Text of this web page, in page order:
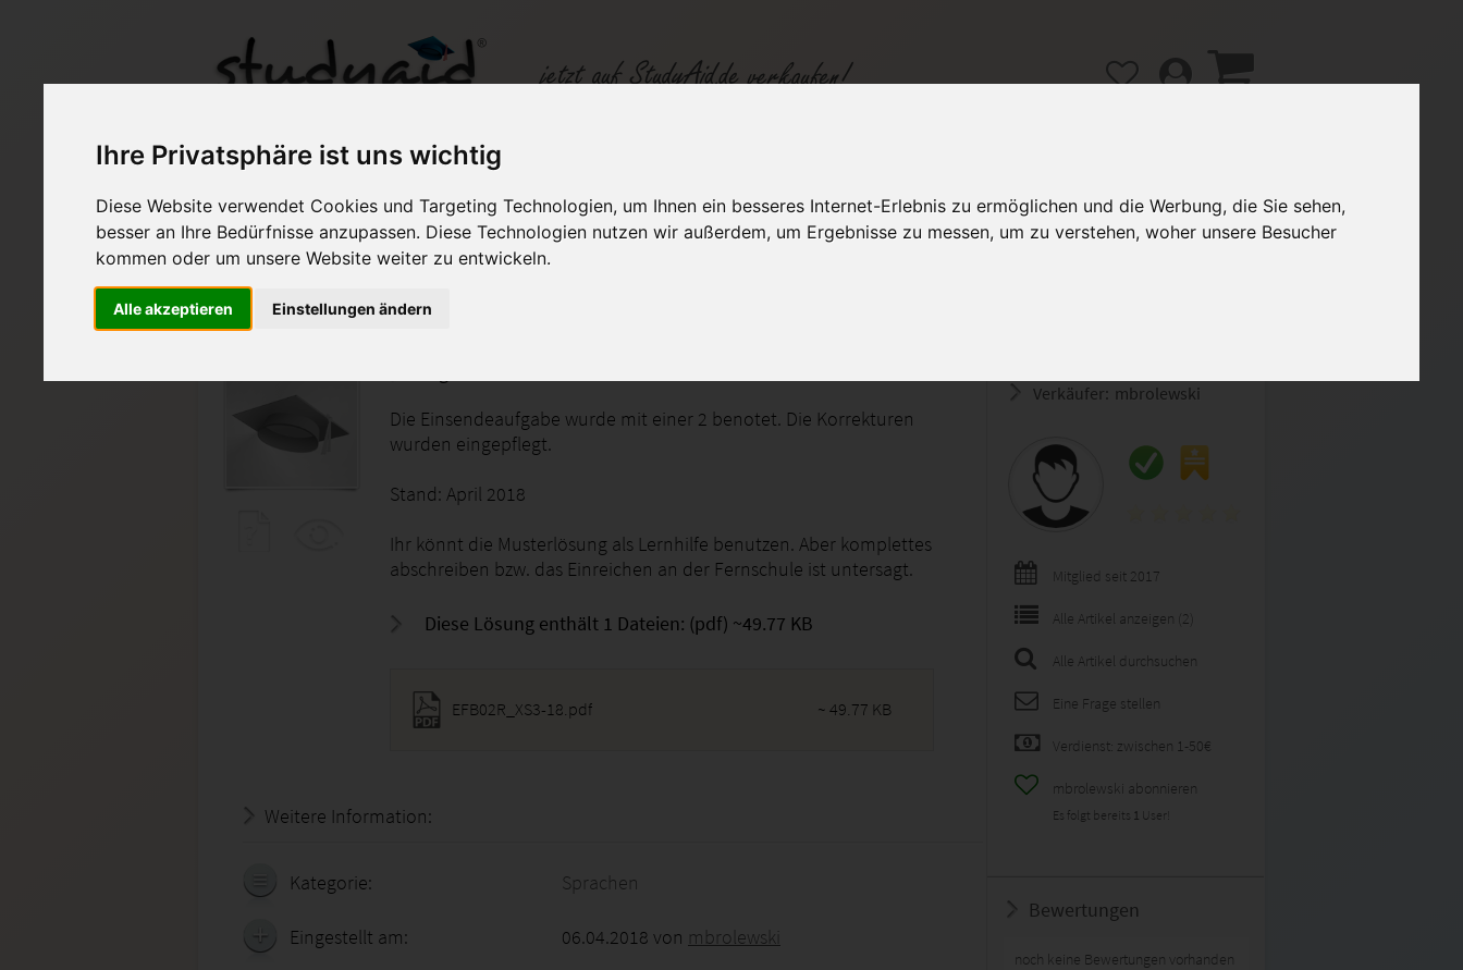
Ihre Privatsphäre ist uns wichtig
Diese Website verwendet Cookies und Targeting Technologien, um Ihnen ein besseres Internet-Erlebnis zu ermöglichen und die Werbung, die Sie sehen,
besser an Ihre Bedürfnisse anzupassen. Diese Technologien nutzen wir außerdem, um Ergebnisse zu messen, um zu verstehen, woher unsere Besucher
kommen oder um unsere Website weiter zu entwickeln.
Alle akzeptieren Einstellungen ändern
SGD Einsendeaufgabe Englisch EFB02R-XS
Auf StudyAid.de verkaufen Kategorien Studiengänge / Lehrgänge Hilfe / FAQ
Startseite Sprachen
Die Einsendeaufgabe wurde mit einer 2 benotet. Die Korrekturen
wurden eingepflegt.
Stand: April 2018
Ihr könnt die Musterlösung als Lernhilfe benutzen. Aber komplettes
abschreiben bzw. das Einreichen an der Fernschule ist untersagt.
Diese Lösung enthält 1 Dateien: (pdf) ~49.77 KB
EFB02R_XS3-18.pdf ~ 49.77 KB
Weitere Information:
Kategorie: Sprachen
Eingestellt am: 06.04.2018 von mbrolewski
Verkäufer: mbrolewski
Mitglied seit 2017
Alle Artikel anzeigen (2)
Alle Artikel durchsuchen
Eine Frage stellen
Verdienst: zwischen 1-50€
mbrolewski abonnieren
Es folgt bereits 1 User!
Bewertungen
noch keine Bewertungen vorhanden